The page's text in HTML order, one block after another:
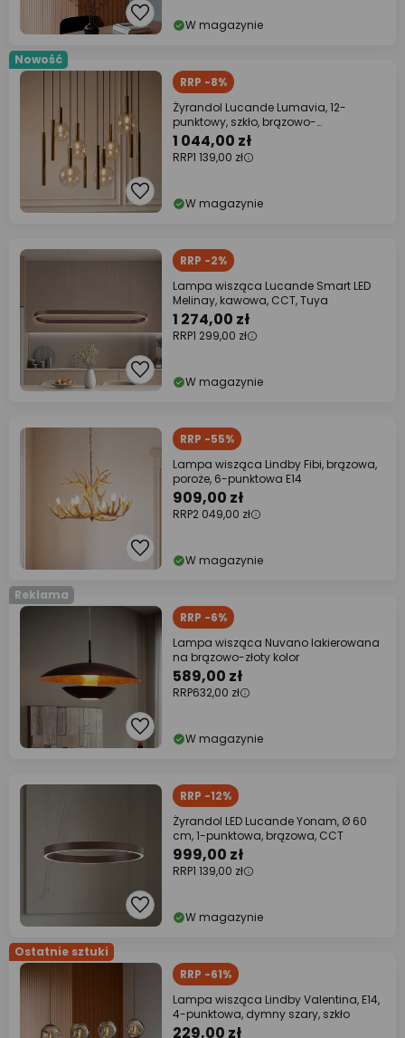
W magazynie
Nowość
RRP -8%
Żyrandol Lucande Lumavia, 12-
punktowy, szkło, brązowo-
bursztynowa, G9
1 044,00 zł
RRP1 139,00 zł
W magazynie
RRP -2%
Lampa wisząca Lucande Smart LED
Melinay, kawowa, CCT, Tuya
1 274,00 zł
RRP1 299,00 zł
W magazynie
RRP -55%
Lampa wisząca Lindby Fibi, brązowa,
poroże, 6-punktowa E14
909,00 zł
RRP2 049,00 zł
W magazynie
Reklama
RRP -6%
Lampa wisząca Nuvano lakierowana
na brązowo-złoty kolor
589,00 zł
RRP632,00 zł
W magazynie
RRP -12%
Żyrandol LED Lucande Yonam, Ø 60
cm, 1-punktowa, brązowa, CCT
999,00 zł
RRP1 139,00 zł
W magazynie
Ostatnie sztuki
RRP -61%
Lampa wisząca Lindby Valentina, E14,
4-punktowa, dymny szary, szkło
229,00 zł